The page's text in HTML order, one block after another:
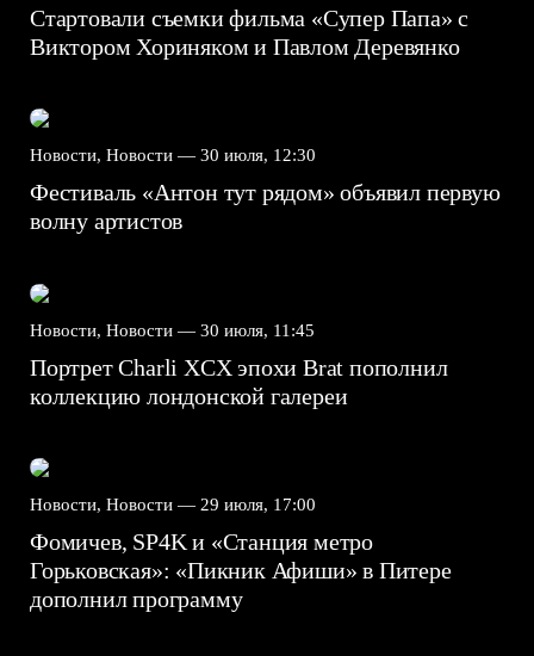
Стартовали съемки фильма «Супер Папа» с
Виктором Хориняком и Павлом Деревянко
Новости, Новости — 30 июля, 12:30
Фестиваль «Антон тут рядом» объявил первую
волну артистов
Новости, Новости — 30 июля, 11:45
Портрет Charli XCX эпохи Brat пополнил
коллекцию лондонской галереи
Новости, Новости — 29 июля, 17:00
Фомичев, SP4K и «Станция метро
Горьковская»: «Пикник Афиши» в Питере
дополнил программу